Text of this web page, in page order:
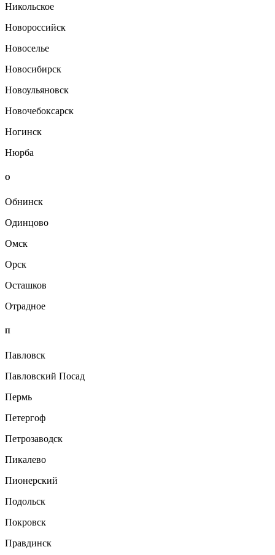
Никольское
Новороссийск
Новоселье
Новосибирск
Новоульяновск
Новочебоксарск
Ногинск
Нюрба
О
Обнинск
Одинцово
Омск
Орск
Осташков
Отрадное
П
Павловск
Павловский Посад
Пермь
Петергоф
Петрозаводск
Пикалево
Пионерский
Подольск
Покровск
Правдинск